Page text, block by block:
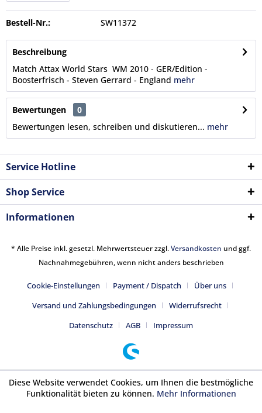
Bestell-Nr.: SW11372
Beschreibung
Match Attax World Stars WM 2010 - GER/Edition -
Boosterfrisch - Steven Gerrard - England mehr
Bewertungen
0
Bewertungen lesen, schreiben und diskutieren... mehr
Service Hotline
Shop Service
Informationen
* Alle Preise inkl. gesetzl. Mehrwertsteuer zzgl.Versandkosten und ggf.
Nachnahmegebühren, wenn nicht anders beschrieben
Cookie-Einstellungen Payment / Dispatch
Über uns
Versand und Zahlungsbedingungen
Widerrufsrecht
Datenschutz
AGB Impressum
Diese Website verwendet Cookies, um Ihnen die bestmögliche
Funktionalität bieten zu können. Mehr Informationen